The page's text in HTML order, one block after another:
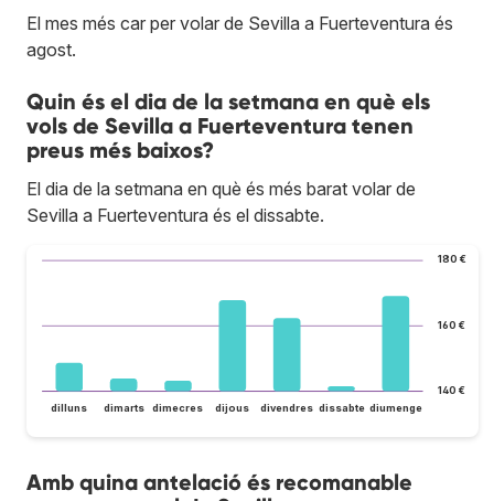
El mes més car per volar de Sevilla a Fuerteventura és
agost.
Quin és el dia de la setmana en què els
vols de Sevilla a Fuerteventura tenen
preus més baixos?
El dia de la setmana en què és més barat volar de
Sevilla a Fuerteventura és el dissabte.
140 €
160 €
180 €
dilluns dimarts dimecres dijous divendres dissabte diumenge
Amb quina antelació és recomanable